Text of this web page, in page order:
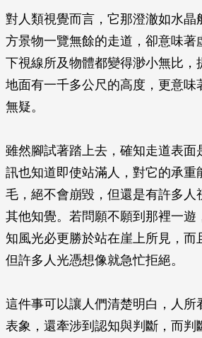
對人類視覺而言，它那澄澈如水晶
方景物一覽無餘的走道，卻意味著
下視線所及物體都變得渺小無比，
地面有一千多公尺的高度，更意味
無疑。
雖然腳試著踏上去，確知走道表面
訊也知道即使站滿人，對它的承重
毛，絕不會崩毀，但還是有許多人
其他知覺。若問願不願到那裡一遊
知風光必更勝於站在崖上所見，而
但許多人光憑想像就急忙拒絕。
這件事可以讓人們清楚明白，人所
表象，還牽涉到認知與判斷，而判